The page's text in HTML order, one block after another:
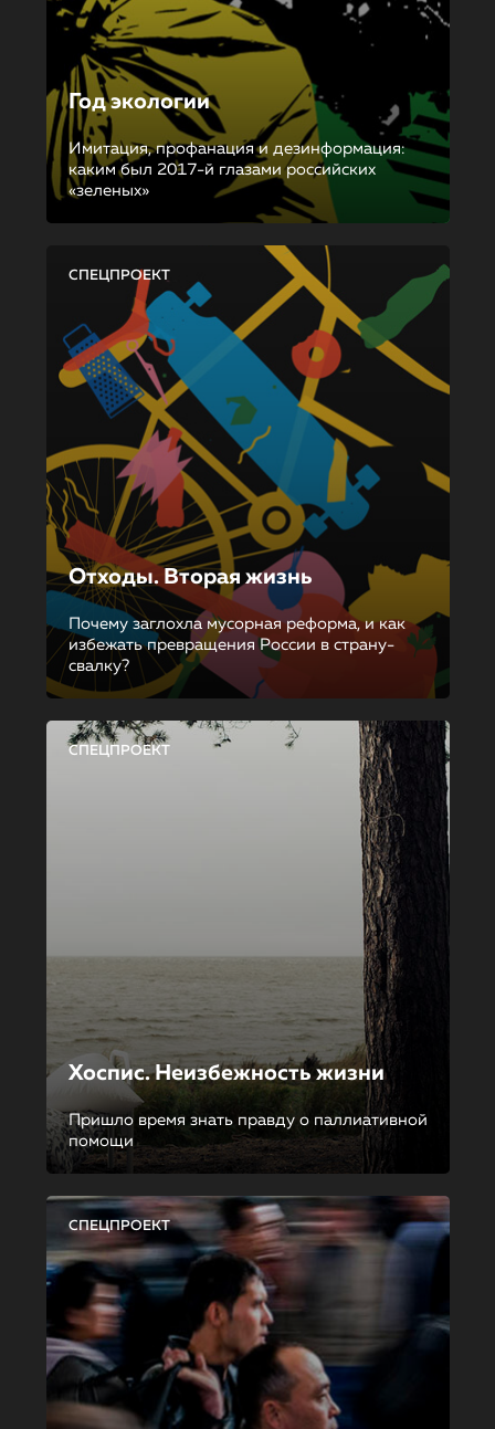
Год экологии
Имитация, профанация и дезинформация:
каким был 2017-й глазами российских
«зеленых»
СПЕЦПРОЕКТ
Отходы. Вторая жизнь
Почему заглохла мусорная реформа, и как
избежать превращения России в страну-
свалку?
СПЕЦПРОЕКТ
Хоспис. Неизбежность жизни
Пришло время знать правду о паллиативной
помощи
СПЕЦПРОЕКТ